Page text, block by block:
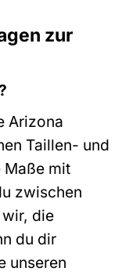
zur
Arizona
Taillen- und
Maße mit
zwischen
die
du dir
unseren